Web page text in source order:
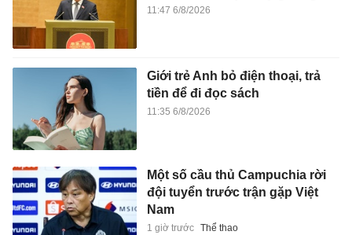
11:47 6/8/2026
Giới trẻ Anh bỏ điện thoại, trả
tiền để đi đọc sách
11:35 6/8/2026
Một số cầu thủ Campuchia rời
đội tuyển trước trận gặp Việt
Nam
1 giờ trước Thể thao